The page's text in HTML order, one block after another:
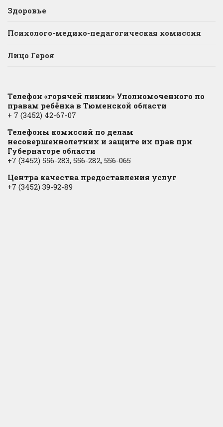
Здоровье
Психолого-медико-педагогическая комиссия
Лицо Героя
Телефон «горячей линии» Уполномоченного по
правам ребёнка в Тюменской области
+ 7 (3452) 42-67-07
Телефоны комиссий по делам
несовершеннолетних и защите их прав при
Губернаторе области
+7 (3452) 556-283, 556-282, 556-065
Центра качества предоставления услуг
+7 (3452) 39-92-89